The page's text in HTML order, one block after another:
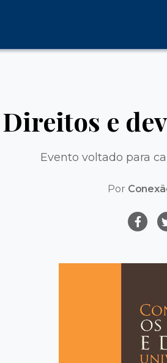
Direitos e
Evento voltado para
Por